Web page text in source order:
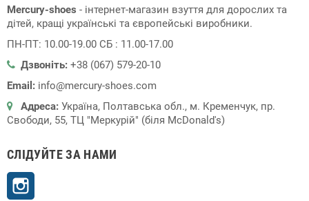
Mercury-shoes - інтернет-магазин взуття для дорослих та
дітей, кращі українські та європейські виробники.
ПН-ПТ: 10.00-19.00 СБ : 11.00-17.00
Дзвоніть: +38 (067) 579-20-10
Email: info@mercury-shoes.com
Адреса: Україна, Полтавська обл., м. Кременчук, пр.
Свободи, 55, ТЦ "Меркурій" (біля McDonald's)
СЛІДУЙТЕ ЗА НАМИ